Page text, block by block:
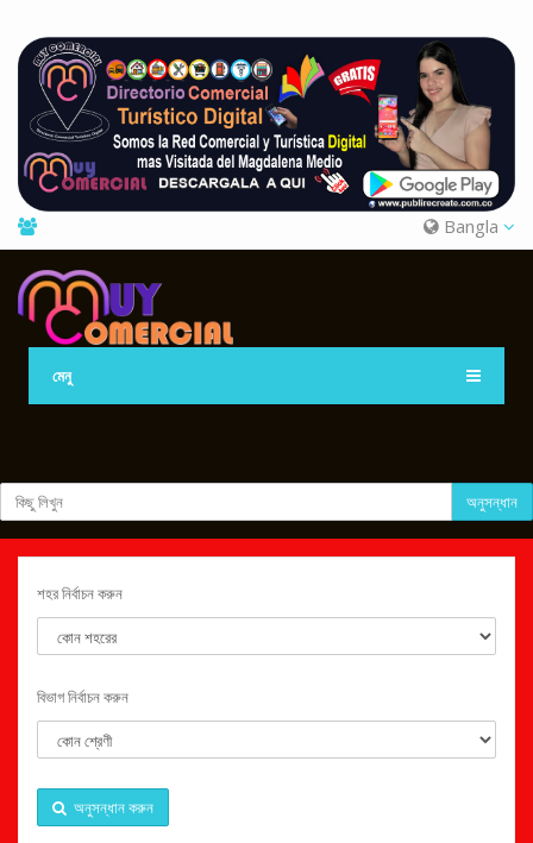
Bangla
মেনু
অনুসন্ধান
শহর নির্বাচন করুন
বিভাগ নির্বাচন করুন
অনুসন্ধান করুন